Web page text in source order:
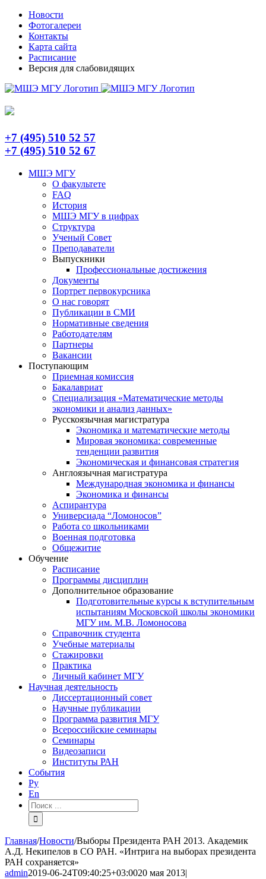
Skip
content
TelegramНовости
Фотогалереи
Контакты
Карта сайта
Расписание
Версия для слабовидящих
+7 (495) 510 52 57
+7 (495) 510 52 67
МШЭ МГУ
О факультете
FAQ
История
МШЭ МГУ в цифрах
Структура
Ученый Совет
Преподаватели
Выпускники
Профессиональные достижения
Документы
Портрет первокурсника
О нас говорят
Публикации в СМИ
Нормативные сведения
Работодателям
Партнеры
Вакансии
Поступающим
Приемная комиссия
Бакалавриат
Специализация «Математические методы
экономики и анализ данных»
Русскоязычная магистратура
Экономика и математические методы
Мировая экономика: современные
тенденции развития
Экономическая и финансовая стратегия
Англоязычная магистратура
Международная экономика и финансы
Экономика и финансы
Аспирантура
Универсиада “Ломоносов”
Работа со школьниками
Военная подготовка
Общежитие
Обучение
Расписание
Программы дисциплин
Дополнительное образование
Подготовительные курсы к вступительным
испытаниям Московской школы экономики
МГУ им. М.В. Ломоносова
Справочник студента
Учебные материалы
Стажировки
Практика
Личный кабинет МГУ
Научная деятельность
Диссертационный совет
Научные публикации
Программа развития МГУ
Всероссийские семинары
Семинары
Видеозаписи
Институты РАН
События
Ру
En
Результат
поиска:
Главная/Новости/Выборы Президента РАН 2013. Академик
А.Д. Некипелов в СО РАН. «Интрига на выборах президента
РАН сохраняется»
admin2019-06-24T09:40:25+03:0020 мая 2013|